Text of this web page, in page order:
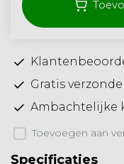
Gratis
Ambachtelijke
Toevoegen aan
Specificaties